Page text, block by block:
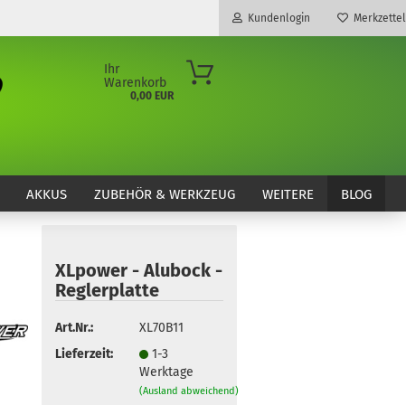
Kundenlogin
Konto erstellen
Passwort vergessen?
Merkzettel
Ihr
Warenkorb
0,00 EUR
AKKUS ZUBEHÖR & WERKZEUG BLOG
WEITERE
XLpower - Alubock -
Reglerplatte
Art.Nr.:
XL70B11
Lieferzeit:
1-3
Werktage
(Ausland abweichend)